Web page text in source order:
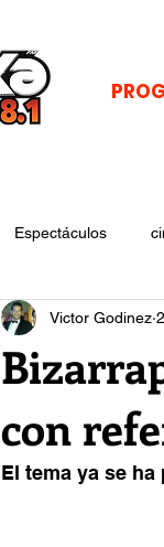
Espectáculos
con
Victor Godinez
El tema ya se